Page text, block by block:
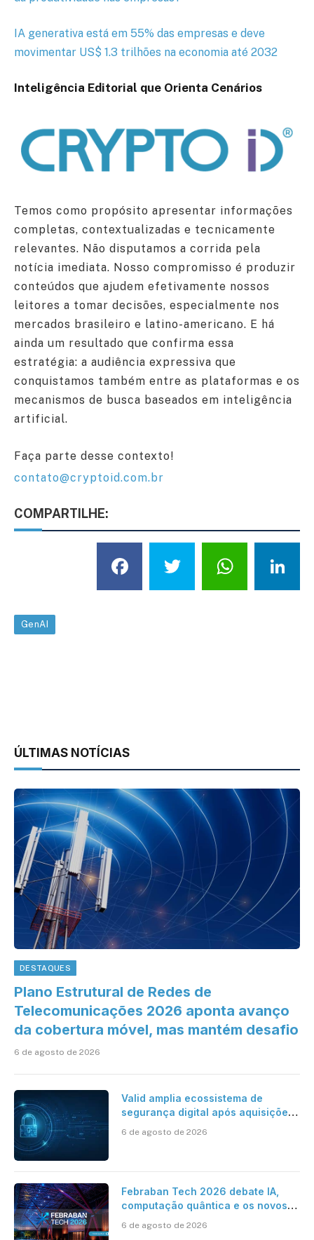
IA generativa está em 55% das empresas e deve
movimentar US$ 1.3 trilhões na economia até 2032
Inteligência Editorial que Orienta Cenários
Temos como propósito apresentar informações
completas, contextualizadas e tecnicamente
relevantes. Não disputamos a corrida pela
notícia imediata. Nosso compromisso é produzir
conteúdos que ajudem efetivamente nossos
leitores a tomar decisões, especialmente nos
mercados brasileiro e latino-americano. E há
ainda um resultado que confirma essa
estratégia: a audiência expressiva que
conquistamos também entre as plataformas e os
mecanismos de busca baseados em inteligência
artificial.
Faça parte desse contexto!
contato@cryptoid.com.br
COMPARTILHE:
Facebook
Twitter
GenAI
ÚLTIMAS NOTÍCIAS
DESTAQUES
Plano Estrutural de Redes de
Telecomunicações 2026 aponta avanço
da cobertura móvel, mas mantém desafio
6 de agosto de 2026
Valid amplia ecossistema de
segurança digital após aquisições
da HST e Diazero
6 de agosto de 2026
Febraban Tech 2026 debate IA,
computação quântica e os novos
desafios da tecnologia bancária
6 de agosto de 2026